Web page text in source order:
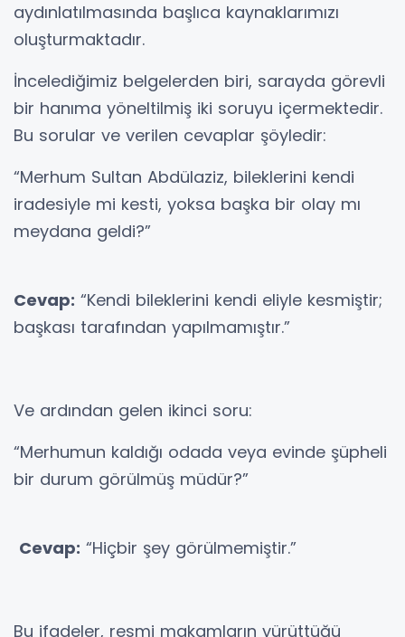
aydınlatılmasında başlıca kaynaklarımızı
oluşturmaktadır.
İncelediğimiz belgelerden biri, sarayda görevli
bir hanıma yöneltilmiş iki soruyu içermektedir.
Bu sorular ve verilen cevaplar şöyledir:
“Merhum Sultan Abdülaziz, bileklerini kendi
iradesiyle mi kesti, yoksa başka bir olay mı
meydana geldi?”
Cevap: “Kendi bileklerini kendi eliyle kesmiştir;
başkası tarafından yapılmamıştır.”
Ve ardından gelen ikinci soru:
“Merhumun kaldığı odada veya evinde şüpheli
bir durum görülmüş müdür?”
Cevap: “Hiçbir şey görülmemiştir.”
Bu ifadeler, resmi makamların yürüttüğü